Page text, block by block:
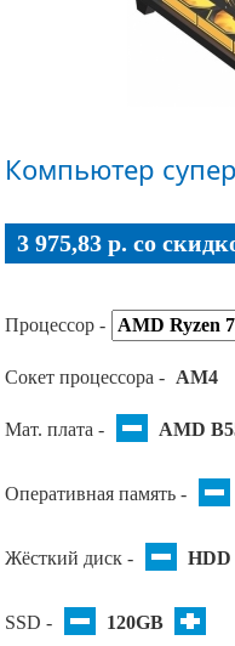
Компьютер
3 975,83 p. co
Процессор -
Сокет процессора - AM4
Мат. плата - AMD
Оперативная память -
Жёсткий диск - HDD
SSD - 120GB